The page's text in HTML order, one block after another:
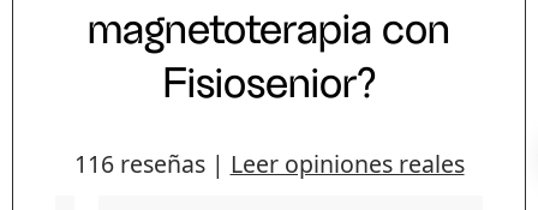
magnetoterapia con
Fisiosenior?
116 reseñas | Leer opiniones reales